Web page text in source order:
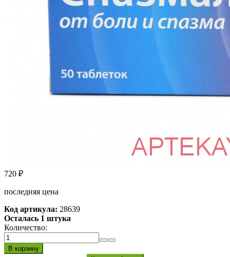
720 ₽
последняя цена
Код артикула: 28639
Осталась 1 штука
Количество: